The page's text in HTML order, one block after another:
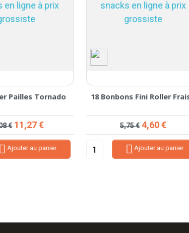
Pailles Tornado
de base
€Prix
11,27 €
 Ajouter au panier
18 Bonbons Fini Roller
Prix de base
5,75 €Prix
4,60 €
 Ajouter au panier